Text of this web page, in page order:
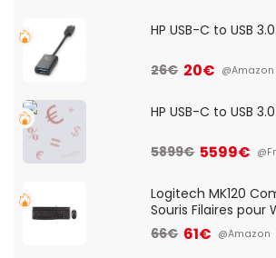
HP USB-C to USB
26€ 20€ @Amazon
HP USB-C to USB
5899€ 5599€
Logitech MK120
Souris Filaires pour
Optique Filaire,
And Play,
66€ 61€ @Amazon